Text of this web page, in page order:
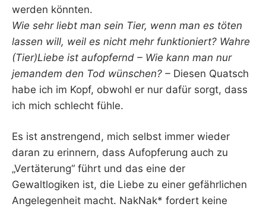
werden könnten.
Wie sehr liebt man sein Tier, wenn man es töten
lassen will, weil es nicht mehr funktioniert? Wahre
(Tier)Liebe ist aufopfernd – Wie kann man nur
jemandem den Tod wünschen? – Diesen Quatsch
habe ich im Kopf, obwohl er nur dafür sorgt, dass
ich mich schlecht fühle.
Es ist anstrengend, mich selbst immer wieder
daran zu erinnern, dass Aufopferung auch zu
„Vertäterung“ führt und das eine der
Gewaltlogiken ist, die Liebe zu einer gefährlichen
Angelegenheit macht. NakNak* fordert keine